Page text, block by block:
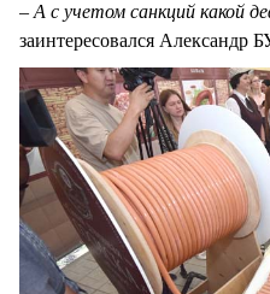
– А с учетом санкций какой
заинтересовался Александр